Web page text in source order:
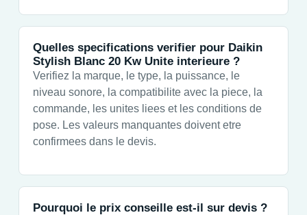
Quelles specifications verifier pour Daikin
Stylish Blanc 20 Kw Unite interieure ?
Verifiez la marque, le type, la puissance, le
niveau sonore, la compatibilite avec la piece, la
commande, les unites liees et les conditions de
pose. Les valeurs manquantes doivent etre
confirmees dans le devis.
Pourquoi le prix conseille est-il sur devis ?